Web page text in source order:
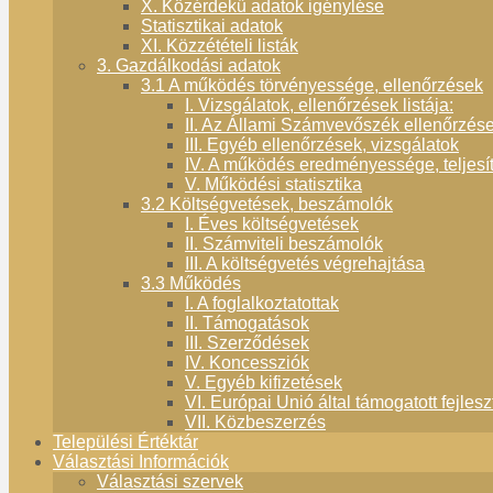
X. Közérdekű adatok igénylése
Statisztikai adatok
XI. Közzétételi listák
3. Gazdálkodási adatok
3.1 A működés törvényessége, ellenőrzések
I. Vizsgálatok, ellenőrzések listája:
II. Az Állami Számvevőszék
III. Egyéb ellenőrzések, vizsgálatok
IV. A működés eredményessége,
V. Működési statisztika
3.2 Költségvetések, beszámolók
I. Éves költségvetések
II. Számviteli beszámolók
III. A költségvetés végrehajtása
3.3 Működés
I. A foglalkoztatottak
II. Támogatások
III. Szerződések
IV. Koncessziók
V. Egyéb kifizetések
VI. Európai Unió által támogatott
VII. Közbeszerzés
Települési Értéktár
Választási Információk
Választási szervek